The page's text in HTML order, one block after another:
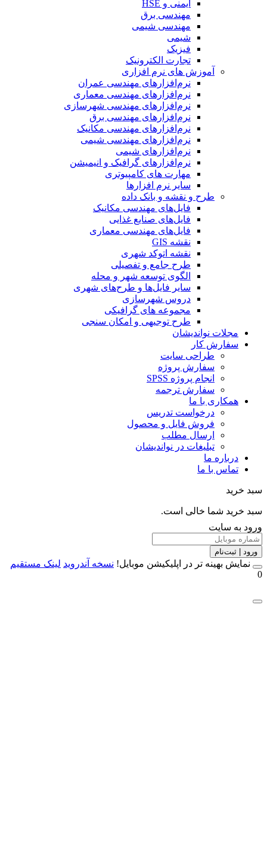
ایمنی و HSE
مهندسی برق
مهندسی شیمی
شیمی
فیزیک
تجارت الکترونیک
آموزش های نرم افزاری
نرم‌افزارهای مهندسی عمران
نرم‌افزارهای مهندسی معماری
نرم‌افزارهای مهندسی شهرسازی
نرم‌افزارهای مهندسی برق
نرم‌افزارهای مهندسی مکانیک
نرم‌افزارهای مهندسی شیمی
نرم‌افزارهای شیمی
نرم‌افزارهای گرافیک و انیمیشن
مهارت های کامپیوتری
سایر نرم افزارها
طرح و نقشه و بانک داده
فایل‌های مهندسی مکانیک
فایل‌های صنایع غذایی
فایل‌های مهندسی معماری
نقشه GIS
نقشه اتوکد شهری
طرح جامع و تفصیلی
الگوی توسعه شهر و محله
سایر فایل‌ها و طرح‌های شهری
دروس شهرسازی
مجموعه های گرافیکی
طرح توجیهی و امکان سنجی
مجلات نواندیشان
سفارش کار
طراحی سایت
سفارش پروژه
انجام پروژه SPSS
سفارش ترجمه
همکاری با ما
درخواست تدریس
فروش فایل و محصول
ارسال مطلب
تبلیغات در نواندیشان
درباره ما
تماس با ما
خرید شما خالی است.
به سایت
| ثبت‌نام
بهینه تر در اپلیکیشن موبایل!نسخه آندروید لینک مستقیم